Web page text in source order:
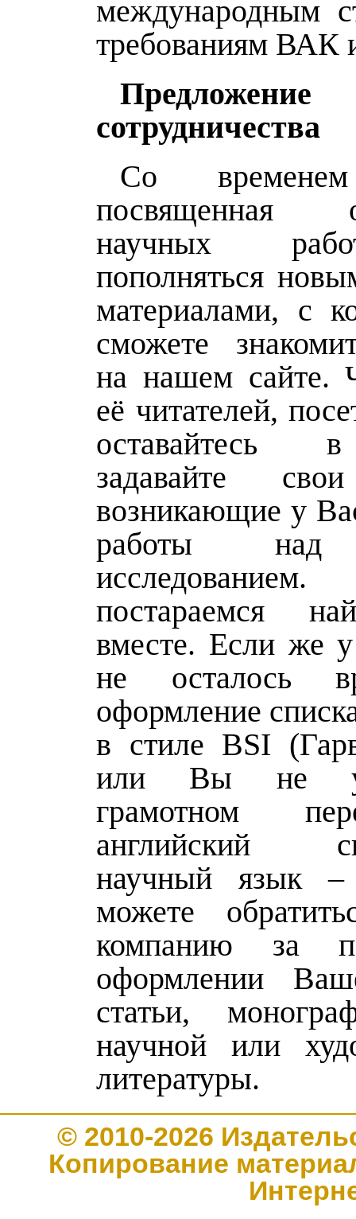
международным
требованиям ВАК
Предложение
сотрудничества
Со
посвященная
научных
пополняться
материалами, с
сможете
на нашем сайте.
её читателей,
оставайтесь
задавайте
возникающие у
работы над
постараемся
вместе. Если же
не осталось
оформление
в стиле BSI
или Вы не
грамотном
английский
научный язык
можете
компанию за
оформлении
статьи,
научной или
литературы.
© 2010-2026
Копирование